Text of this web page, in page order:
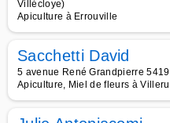
Villécloye)
Apiculture à Errouville
Sacchetti David
5 avenue René Grandpierre
Apiculture, Miel de fleurs à